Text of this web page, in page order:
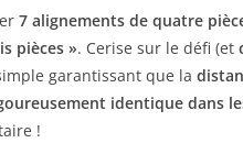
7 alignements de quatre
pièces ». Cerise sur le défi (et
garantissant que la
identique dans
!